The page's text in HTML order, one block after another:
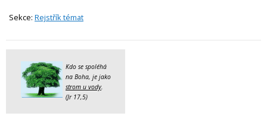
Sekce: Rejstřík témat
Kdo se spoléhá
na Boha, je jako
strom u vody.
(Jr 17,5)